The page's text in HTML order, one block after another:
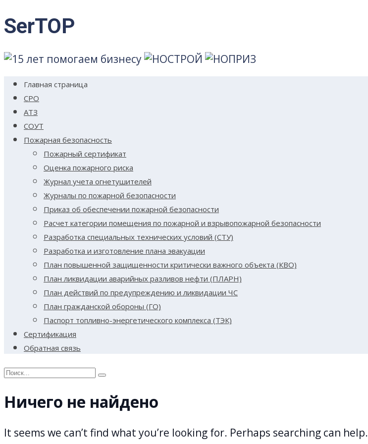
Skip
to
SerTOP
Главная страница
СРО
АТЗ
СОУТ
Пожарная безопасность
Пожарный сертификат
Оценка пожарного риска
Журнал учета огнетушителей
Журналы по пожарной безопасности
Приказ об обеспечении пожарной безопасности
Расчет категории помещения по пожарной и взрывопожарной безопасности
Разработка специальных технических условий (СТУ)
Разработка и изготовление плана эвакуации
План повышенной защищенности критически важного объекта (КВО)
План ликвидации аварийных разливов нефти (ПЛАРН)
План действий по предупреждению и ликвидации ЧС
План гражданской обороны (ГО)
Паспорт топливно-энергетического комплекса (ТЭК)
Сертификация
Обратная связь
Search
Ничего не найдено
It seems we can’t find what you’re looking for. Perhaps searching can help.